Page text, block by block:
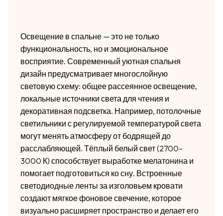
Освещение в спальне — это не только
функциональность, но и эмоциональное
восприятие. Современный уютная спальня
дизайн предусматривает многослойную
световую схему: общее рассеянное освещение,
локальные источники света для чтения и
декоративная подсветка. Например, потолочные
светильники с регулируемой температурой света
могут менять атмосферу от бодрящей до
расслабляющей. Тёплый белый свет (2700–
3000 К) способствует выработке мелатонина и
помогает подготовиться ко сну. Встроенные
светодиодные ленты за изголовьем кровати
создают мягкое фоновое свечение, которое
визуально расширяет пространство и делает его